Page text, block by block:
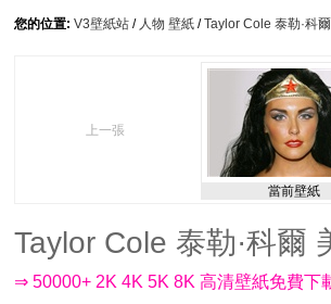
您的位置: V3壁紙站 / 人物 壁紙 /Taylor Cole 泰勒·科
上一張
當前壁紙
Taylor Cole 泰勒·科爾
⇒ 50000+ 2K 4K 5K 8K 高清壁紙免費下